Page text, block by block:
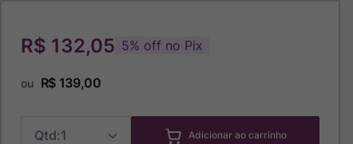
R$ 132,05 5% off no Pix
ou R$ 139,00
1 Adicionar ao carrinho